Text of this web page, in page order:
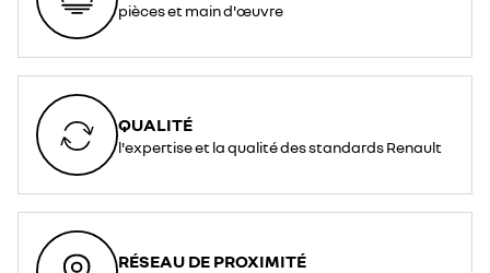
pièces et main d'œuvre
QUALITÉ
l'expertise et la qualité des standards Renault
RÉSEAU DE PROXIMITÉ